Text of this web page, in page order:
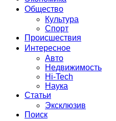
Общество
Культура
Спорт
Происшествия
Интересное
Авто
Недвижимость
Hi-Tech
Наука
Статьи
Эксклюзив
Поиск